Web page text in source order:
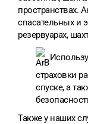
пространствах.
спасательных и
резервуарах,
страховки
спуске, а
Также у наших